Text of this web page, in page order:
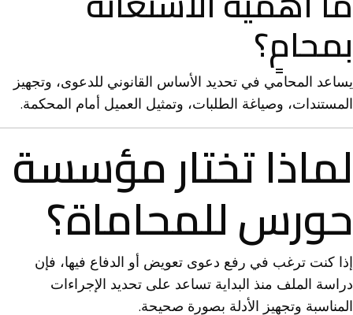
بمحامٍ؟
يساعد المحامي في تحديد الأساس القانوني للدعوى، وتجهيز
المستندات، وصياغة الطلبات، وتمثيل العميل أمام المحكمة.
لماذا تختار مؤسسة
حورس للمحاماة؟
إذا كنت ترغب في رفع دعوى تعويض أو الدفاع فيها، فإن
دراسة الملف منذ البداية تساعد على تحديد الإجراءات
المناسبة وتجهيز الأدلة بصورة صحيحة.